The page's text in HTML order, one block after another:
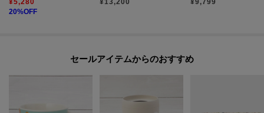
¥5,280
20%OFF
¥13,200 ¥9,799
セールアイテムからのおすすめ